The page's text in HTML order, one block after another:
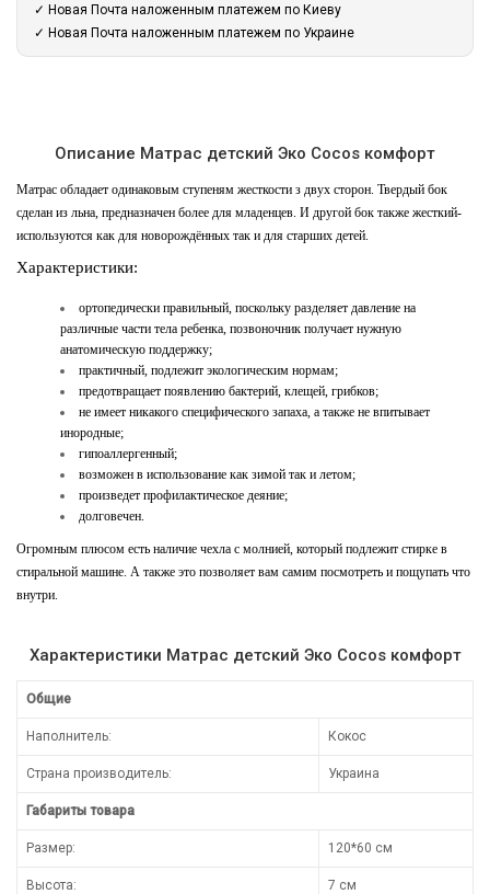
✓ Новая Почта наложенным платежем по Киеву
✓ Новая Почта наложенным платежем по Украине
Описание Матрас детский Эко Cocos комфорт
Матрас обладает одинаковым ступеням жесткости з двух сторон. Твердый бок
сделан из льна, предназначен более для младенцев. И другой бок также жесткий-
используются как для новорождённых так и для старших детей.
Характеристики:
ортопедически правильный, поскольку разделяет давление на
различные части тела ребенка, позвоночник получает нужную
анатомическую поддержку;
практичный, подлежит экологическим нормам;
предотвращает появлению бактерий, клещей, грибков;
не имеет никакого специфического запаха, а также не впитывает
инородные;
гипоаллергенный;
возможен в использование как зимой так и летом;
произведет профилактическое деяние;
долговечен.
Огромным плюсом есть наличие чехла с молнией, который подлежит стирке в
стиральной машине. А также это позволяет вам самим посмотреть и пощупать что
внутри.
Характеристики Матрас детский Эко Cocos комфорт
Общие
Наполнитель: Кокос
Страна производитель: Украина
Габариты товара
Размер: 120*60 см
Высота: 7 см